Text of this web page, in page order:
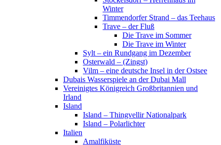
Winter
Timmendorfer Strand – das Teehaus
Trave – der Fluß
Die Trave im Sommer
Die Trave im Winter
Sylt – ein Rundgang im Dezember
Osterwald – (Zingst)
Vilm – eine deutsche Insel in der Ostsee
Dubais Wasserspiele an der Dubai Mall
Vereinigtes Königreich Großbritannien und
Irland
Island
Island – Thingvellir Nationalpark
Island – Polarlichter
Italien
Amalfiküste